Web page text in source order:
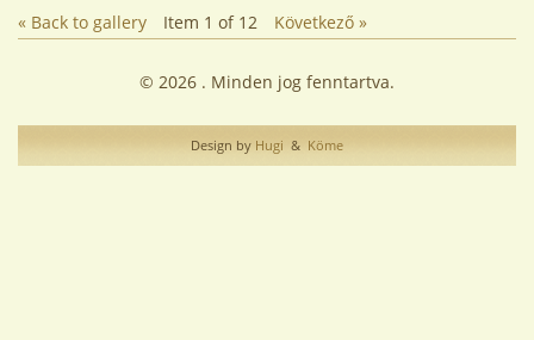
« Back to gallery Item 1 of 12 Következő »
© 2026 . Minden jog fenntartva.
Design by Hugi & Köme